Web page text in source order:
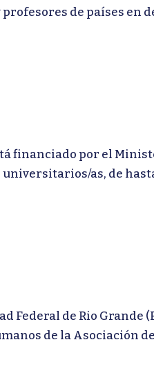
de países en
financiado por el
as, de
Federal de Rio Grande
de la Asociación